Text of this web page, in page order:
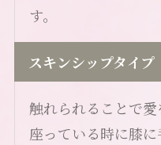
す。
スキンシップタイプ
触れられることで愛
座っている時に膝